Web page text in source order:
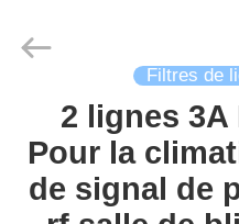
D'ACIER
Co.,
Filtres de
2 lignes 3A
Pour la
de signal de